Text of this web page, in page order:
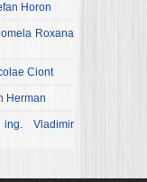
Horon
Roxana
Ciont
Herman
Vladimir